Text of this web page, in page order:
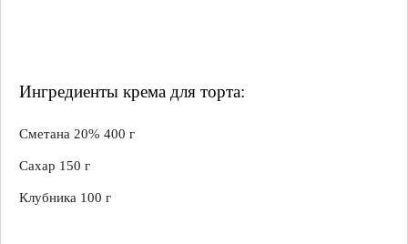
Ингредиенты крема для торта:
Сметана 20% 400 г
Сахар 150 г
Клубника 100 г